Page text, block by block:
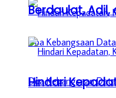
Hindari
Berdaulat, Adil,